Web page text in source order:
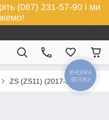
(067) 231-57-90 і ми
ZS (ZS11) (2017-2025)
КНОПКА
ЗВ'ЯЗКУ